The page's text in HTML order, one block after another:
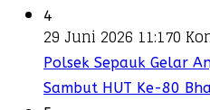
4
29 Juni 2026 11:170
Polsek Sepauk Gelar
Sambut HUT Ke-80